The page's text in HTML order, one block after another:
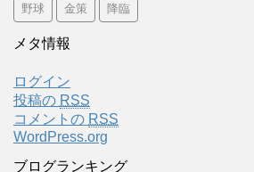
野球 金策 降臨
メタ情報
ログイン
投稿の RSS
コメントの RSS
WordPress.org
ブログランキング